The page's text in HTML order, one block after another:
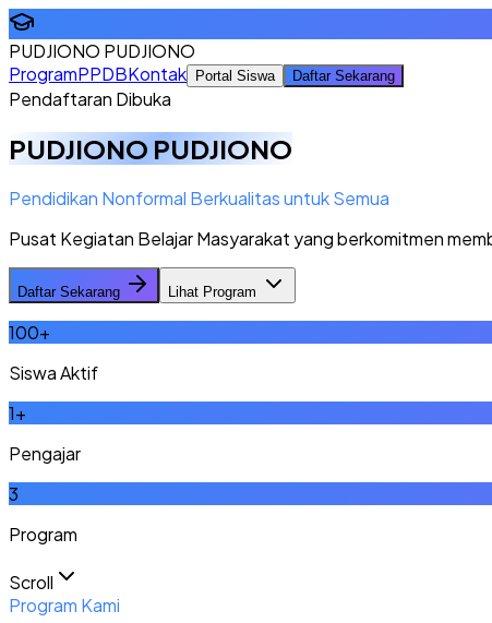
PUDJIONO PUDJIONO
ProgramPPDBKontak Portal Siswa Daftar Sekarang
Pendaftaran Dibuka
PUDJIONO PUDJIONO
Pendidikan Nonformal Berkualitas untuk Semua
Pusat Kegiatan Belajar Masyarakat yang berkomitmen
Daftar Sekarang Lihat Program
100+
Siswa Aktif
1+
Pengajar
3
Program
Scroll
Program Kami